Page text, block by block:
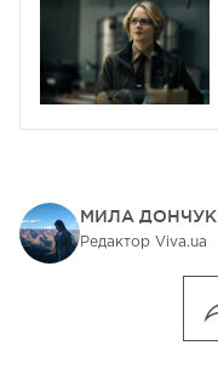
МИЛА ДОНЧУК
Редактор Viva.ua